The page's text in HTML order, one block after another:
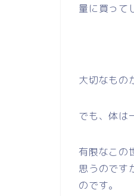
量に買って
大切なもの
でも、体は
有限なこの
思うのです
のです。